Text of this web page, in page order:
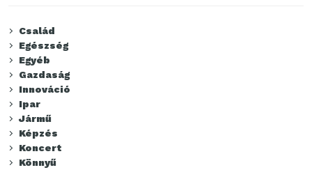
Család
Egészség
Egyéb
Gazdaság
Innováció
Ipar
Jármű
Képzés
Koncert
Könnyű